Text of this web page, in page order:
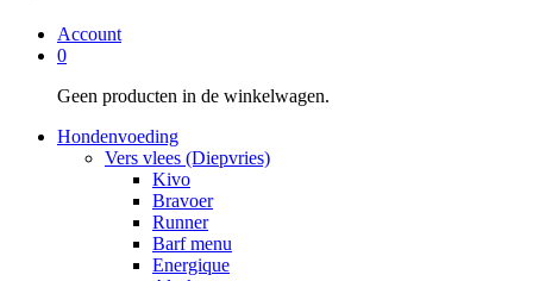
Account
0
Geen producten in de winkelwagen.
Hondenvoeding
Vers vlees (Diepvries)
Kivo
Bravoer
Runner
Barf menu
Energique